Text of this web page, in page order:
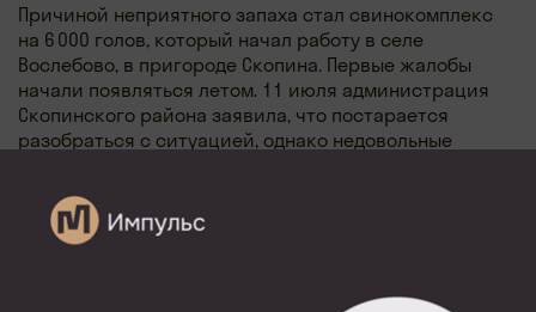
Причиной неприятного запаха стал свинокомплекс
на 6 000 голов, который начал работу в селе
Вослебово, в пригороде Скопина. Первые жалобы
начали появляться летом. 11 июля администрация
Скопинского района заявила, что постарается
разобраться с ситуацией, однако недовольные
8 августа рязанское минприроды заявило, что
не имеет полномочий проверять предприятие
федерального экологического надзора».